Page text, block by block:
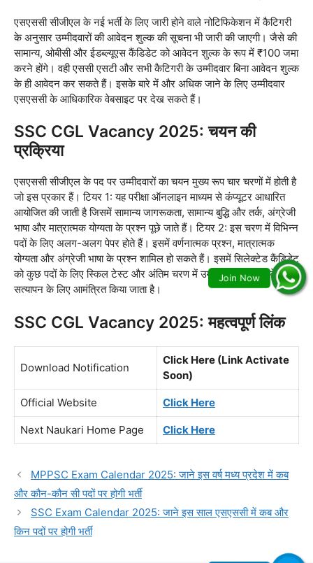
एसएससी सीजीएल के नई भर्ती के लिए जारी होने वाले नोटिफिकेशन में कैटिगरी
के अनुसार उम्मीदवारों की आवेदन शुल्क की सूचना भी जारी की जाएगी। जैसे की
सामान्य, ओबीसी और ईडब्ल्यूएस कैंडिडेट को आवेदन शुल्क के रूप में ₹100 जमा
करने होंगे। वही एससी एसटी और सभी कैटिगरी के उम्मीदवार बिना आवेदन शुल्क
के ही आवेदन कर सकते हैं। इसके बारे में और अधिक जाने के लिए उम्मीदवार
एसएससी के आधिकारिक वेबसाइट पर देख सकते हैं।
SSC CGL Vacancy 2025: चयन की
प्रक्रिया
एसएससी सीजीएल के पद पर उम्मीदवारों का चयन मुख्य रूप चार चरणों में होती है
जो इस प्रकार हैं। टियर 1: यह परीक्षा ऑनलाइन माध्यम से कंप्यूटर आधारित
आयोजित की जाती है जिसमें सामान्य जागरूकता, सामान्य बुद्धि और तर्क, अंग्रेजी
भाषा और मात्रात्मक योग्यता के प्रश्न पूछे जाते हैं। टियर 2: इस चरण में विभिन्न
पदों के लिए अलग-अलग पेपर होते हैं। इसमें वर्णनात्मक प्रश्न, मात्रात्मक
योग्यता और अंग्रेजी भाषा के प्रश्न शामिल हो सकते हैं। इसमें सिलेक्टेड कैंडिडेट
को कुछ पदों के लिए स्किल टेस्ट और अंतिम चरण में उम्मीदवारों को दस्तावेज
सत्यापन के लिए आमंत्रित किया जाता है।
SSC CGL Vacancy 2025: महत्वपूर्ण लिंक
Download Notification
Click Here (Link Activate
Soon)
Official Website Click Here
Next Naukari Home Page Click Here
MPPSC Exam Calendar 2025: जाने इस वर्ष मध्य प्रदेश में कब
और कौन-कौन सी पदों पर होगी भर्ती
SSC Exam Calendar 2025: जाने इस साल एसएससी में कब और
किन पदों पर होगी भर्ती